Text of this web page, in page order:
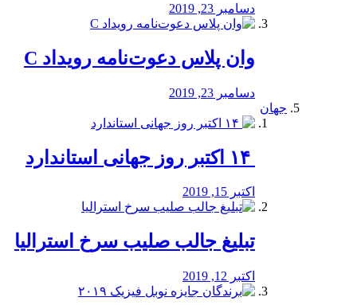
دسامبر 23, 2019
وان پلاس دعوت‌نامه رویداد C
دسامبر 23, 2019
جهان
اکتبر 15, 2019
تبلیغ جالب صلیب سرخ استرالیا
اکتبر 12, 2019